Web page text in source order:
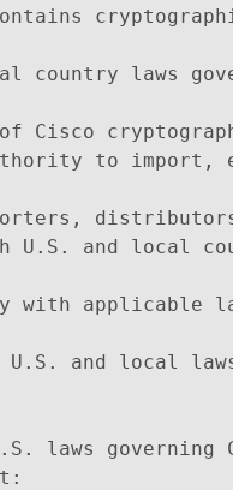
country laws
Cisco
to import,
U.S. and local
with applicable
U.S. and local
laws